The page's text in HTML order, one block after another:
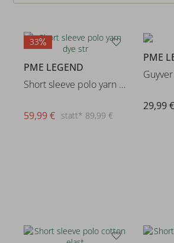
33
PME LEGEND
Short sleeve polo yarn dye str
statt* 89,99 €
59,99 €
PME
29,99 €